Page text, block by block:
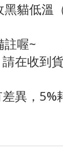
貓低溫
註喔~
在收到
異，5%